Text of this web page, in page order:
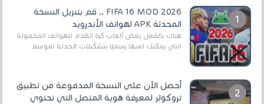
FIFA 16 MOD 2026 .. قم بتنزيل النسخة
المحدثة APK لهواتف الأندرويد
هناك بالفعل بعض ألعاب كرة القدم للهواتف المحمولة
التي يمكنك لعبها رسميًا بتشكيلات مُحدثة لموسم
أحصل الآن على النسخة المدفوعة من تطبيق
تروكولر لمعرفة هوية المتصل التي تحتوي